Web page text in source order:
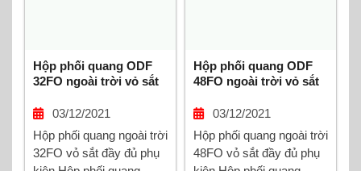
Hộp phối quang ODF
32FO ngoài trời vỏ sắt
03/12/2021
Hộp phối quang ngoài trời
32FO vỏ sắt đầy đủ phụ
Hộp phối quang ODF
48FO ngoài trời vỏ sắt
03/12/2021
Hộp phối quang ngoài trời
48FO vỏ sắt đầy đủ phụ